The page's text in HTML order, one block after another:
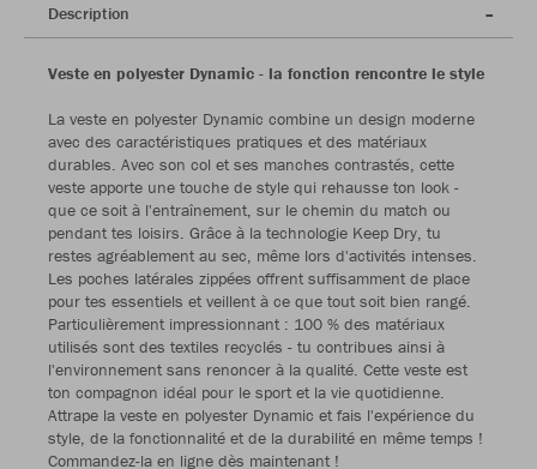
Description
Veste en polyester Dynamic - la fonction rencontre le style
La veste en polyester Dynamic combine un design moderne
avec des caractéristiques pratiques et des matériaux
durables. Avec son col et ses manches contrastés, cette
veste apporte une touche de style qui rehausse ton look -
que ce soit à l'entraînement, sur le chemin du match ou
pendant tes loisirs. Grâce à la technologie Keep Dry, tu
restes agréablement au sec, même lors d'activités intenses.
Les poches latérales zippées offrent suffisamment de place
pour tes essentiels et veillent à ce que tout soit bien rangé.
Particulièrement impressionnant : 100 % des matériaux
utilisés sont des textiles recyclés - tu contribues ainsi à
l'environnement sans renoncer à la qualité. Cette veste est
ton compagnon idéal pour le sport et la vie quotidienne.
Attrape la veste en polyester Dynamic et fais l'expérience du
style, de la fonctionnalité et de la durabilité en même temps !
Commandez-la en ligne dès maintenant !